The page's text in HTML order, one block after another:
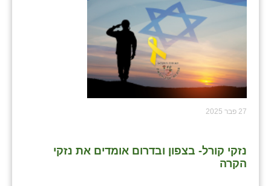
27 פבר 2025
נזקי קורל- בצפון ובדרום אומדים את נזקי
הקרה
רמות השבים
שבי ציון
שדה ורבורג
שדה צבי
שכניה